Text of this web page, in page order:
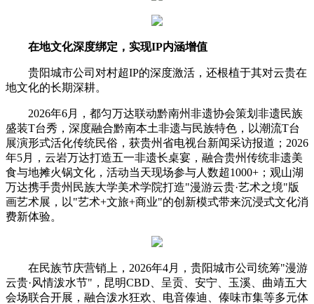
在地文化深度绑定，实现IP内涵增值
贵阳城市公司对村超IP的深度激活，还根植于其对云贵在
地文化的长期深耕。
2026年6月，都匀万达联动黔南州非遗协会策划非遗民族
盛装T台秀，深度融合黔南本土非遗与民族特色，以潮流T台
展演形式活化传统民俗，获贵州省电视台新闻采访报道；2026
年5月，云岩万达打造五一非遗长桌宴，融合贵州传统非遗美
食与地摊火锅文化，活动当天现场参与人数超1000+；观山湖
万达携手贵州民族大学美术学院打造"漫游云贵·艺术之境"版
画艺术展，以"艺术+文旅+商业"的创新模式带来沉浸式文化消
费新体验。
在民族节庆营销上，2026年4月，贵阳城市公司统筹"漫游
云贵·风情泼水节"，昆明CBD、呈贡、安宁、玉溪、曲靖五大
会场联合开展，融合泼水狂欢、电音傣迪、傣味市集等多元体